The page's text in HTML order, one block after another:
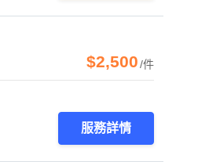
$2,500/件
服務詳情